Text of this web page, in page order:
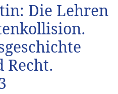
Die Lehren
Recht.